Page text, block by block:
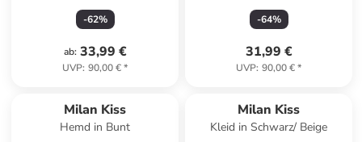
-62%
ab: 33,99 €
UVP: 90,00 €*
-64%
31,99 €
UVP: 90,00 €*
Milan Kiss
Hemd in Bunt
Milan Kiss
Kleid in Schwarz/ Beige